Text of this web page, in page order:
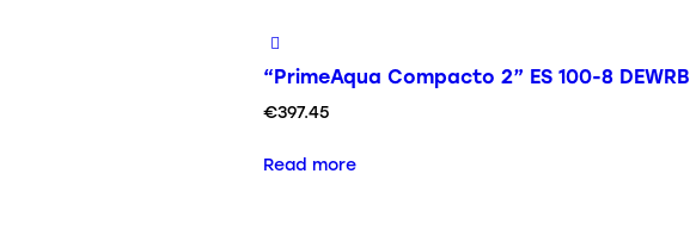
“PrimeAqua Compacto 2” ES 100-8 DEWRB
€397.45
Read more